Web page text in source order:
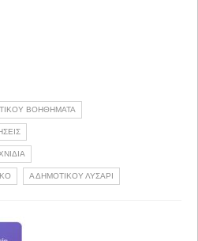
ΒΟΗΘΗΜΑΤΑ
Α ΔΗΜΟΤΙΚΟΥ ΛΥΣΑΡΙ